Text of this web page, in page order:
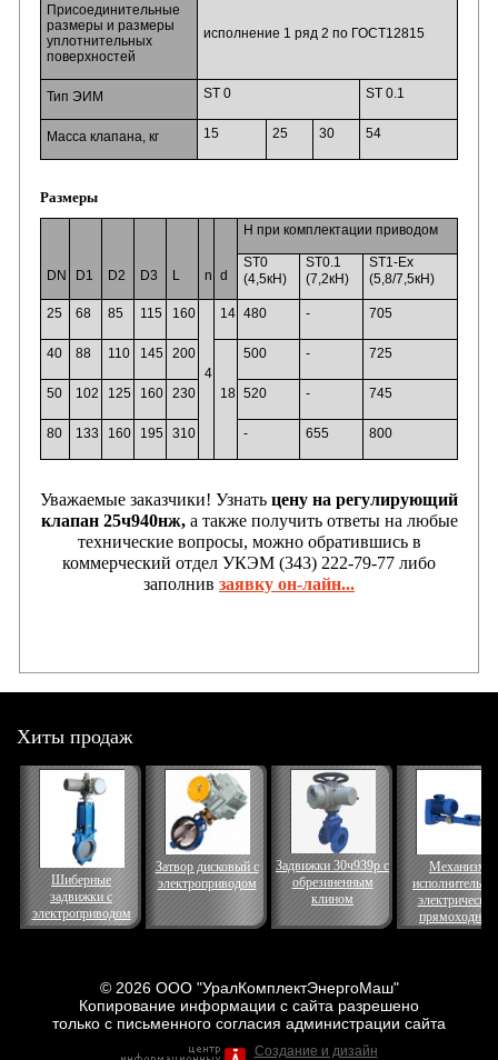
Присоединительные
размеры и размеры
уплотнительных
поверхностей
исполнение 1 ряд 2 по ГОСТ12815
Тип ЭИМ ST 0 ST 0.1
Масса клапана, кг 15 25 30 54
Размеры
DN D1 D2 D3 L n d
H при комплектации приводом
ST0
(4,5кН)
ST0.1
(7,2кН)
ST1-Ex
(5,8/7,5кН)
25 68 85 115 160
4
14 480 - 705
40 88 110 145 200
18
500 - 725
50 102 125 160 230 520 - 745
80 133 160 195 310 - 655 800
Уважаемые заказчики! Узнать цену на регулирующий
клапан 25ч940нж, а также получить ответы на любые
технические вопросы, можно обратившись в
коммерческий отдел УКЭМ (343) 222-79-77 либо
заполнив заявку он-лайн...
Хиты продаж
Шиберные
задвижки с
электроприводом
Затвор дисковый с
электроприводом
Задвижки 30ч939р с
обрезиненным
клином
Механизм
электрический
прямоходный
© 2026 ООО "УралКомплектЭнергоМаш"
Копирование информации с сайта разрешено
только с письменного согласия администрации сайта
Создание и дизайн